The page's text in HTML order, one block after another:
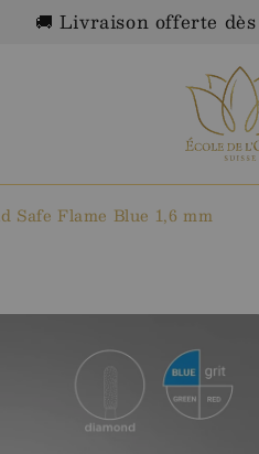
🚚 Livraison offerte
Safe Flame Blue 1,6 mm